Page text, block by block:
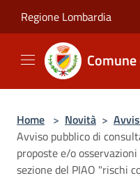
Regione Lombardia
Home > Novità >
Avviso pubblico di
proposte e/o
sezione del PIAO "rischi